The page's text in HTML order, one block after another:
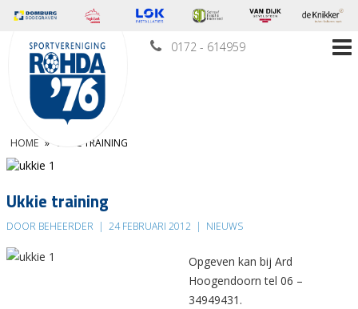
0172 - 614959
HOME » UKKIE TRAINING
Ukkie training
DOOR BEHEERDER | 24 FEBRUARI 2012 | NIEUWS
Opgeven kan bij Ard
Hoogendoorn tel 06 –
34949431.